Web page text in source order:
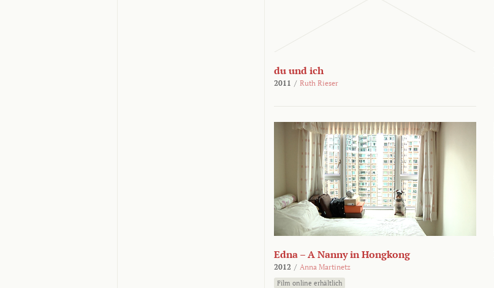
du und ich
2011 / Ruth Rieser
Edna – A Nanny in Hongkong
2012 / Anna Martinetz
Film online erhältlich